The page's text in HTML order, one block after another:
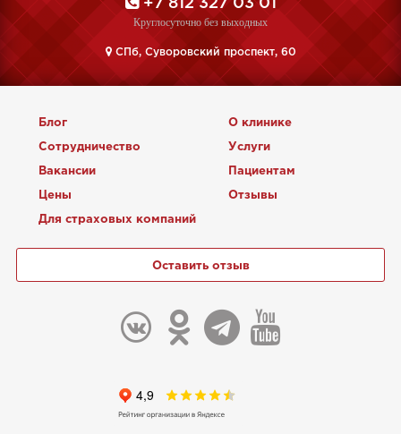
+7 812 327 03 01
Круглосуточно без выходных
CПб, Суворовский проспект, 60
Блог О клинике
Сотрудничество Услуги
Вакансии Пациентам
Цены Отзывы
Для страховых компаний
Оставить отзыв